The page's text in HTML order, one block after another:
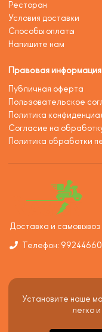
Ресторан
Условия доставки
Способы оплаты
Напишите нам
Правовая информация
Публичная оферта
Пользовательское
Политика
Согласие на
Политика обработки
Доставка и
Телефон:
Установите наше
легко